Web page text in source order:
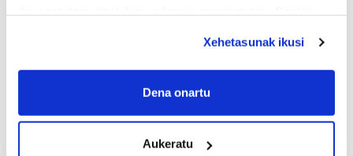
If you allow, we would also like to:
Collect information about your geographical
Identify your device by actively scanning it for
Xehetasunak ikusi
Dena onartu
Aukeratu